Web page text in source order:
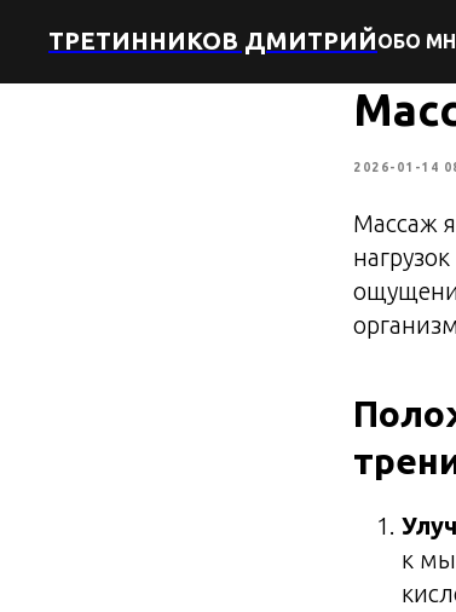
ТРЕТИННИКОВ ДМИТРИЙОБО
2026-01-14
Массаж
к